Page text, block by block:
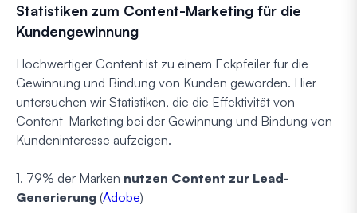
Statistiken zum Content-Marketing für die
Kundengewinnung
Hochwertiger Content ist zu einem Eckpfeiler für die
Gewinnung und Bindung von Kunden geworden. Hier
untersuchen wir Statistiken, die die Effektivität von
Content-Marketing bei der Gewinnung und Bindung von
Kundeninteresse aufzeigen.
1. 79% der Marken nutzen Content zur Lead-
Generierung (Adobe)